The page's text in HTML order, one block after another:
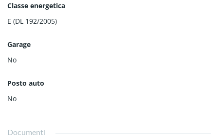
Classe energetica
E (DL 192/2005)
Garage
No
Posto auto
No
Documenti